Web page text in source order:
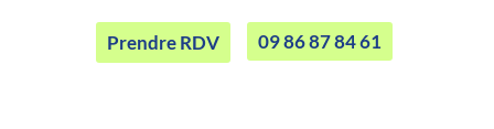
Prendre RDV 09 86 87 84 61